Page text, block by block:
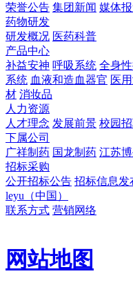
荣誉公告 集团新闻 媒体
药物研发
研发概况 医药科普
产品中心
补益安神 呼吸系统 全身
系统 血液和造血器官 医
材 消妆品
人力资源
人才理念 发展前景 校园
下属公司
广祥制药 国龙制药 江苏
招标采购
公开招标公告 招标信息发
leyu（中国）
联系方式 营销网络
网站地图